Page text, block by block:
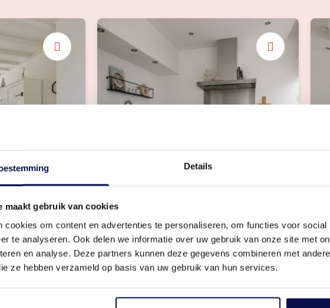
Details
maakt gebruik van cookies
cookies om content en advertenties te personaliseren, om functies voor social
te analyseren. Ook delen we informatie over uw gebruik van onze site met
en analyse. Deze partners kunnen deze gegevens combineren met
ze hebben verzameld op basis van uw gebruik van hun services.